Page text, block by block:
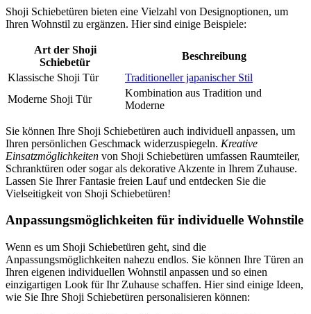
Shoji Schiebetüren bieten eine Vielzahl von Designoptionen, um
Ihren Wohnstil zu ergänzen. Hier sind einige Beispiele:
Art der Shoji
Schiebetür
Beschreibung
Klassische Shoji Tür
Traditioneller japanischer Stil
Moderne Shoji Tür
Kombination aus Tradition und
Moderne
Sie können Ihre Shoji Schiebetüren auch individuell anpassen, um
Ihren persönlichen Geschmack widerzuspiegeln. Kreative
Einsatzmöglichkeiten von Shoji Schiebetüren umfassen Raumteiler,
Schranktüren oder sogar als dekorative Akzente in Ihrem Zuhause.
Lassen Sie Ihrer Fantasie freien Lauf und entdecken Sie die
Vielseitigkeit von Shoji Schiebetüren!
Anpassungsmöglichkeiten für individuelle Wohnstile
Wenn es um Shoji Schiebetüren geht, sind die
Anpassungsmöglichkeiten nahezu endlos. Sie können Ihre Türen an
Ihren eigenen individuellen Wohnstil anpassen und so einen
einzigartigen Look für Ihr Zuhause schaffen. Hier sind einige Ideen,
wie Sie Ihre Shoji Schiebetüren personalisieren können: